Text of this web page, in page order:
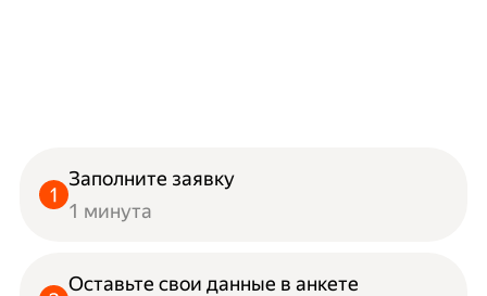
Заполните заявку
1 минута
Оставьте свои данные в анкете